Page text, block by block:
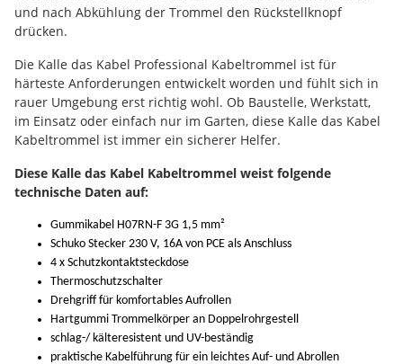
und nach Abkühlung der Trommel den Rückstellknopf
drücken.
Die Kalle das Kabel Professional Kabeltrommel ist für
härteste Anforderungen entwickelt worden und fühlt sich in
rauer Umgebung erst richtig wohl. Ob Baustelle, Werkstatt,
im Einsatz oder einfach nur im Garten, diese Kalle das Kabel
Kabeltrommel ist immer ein sicherer Helfer.
Diese Kalle das Kabel Kabeltrommel weist folgende
technische Daten auf:
Gummikabel H07RN-F 3G 1,5 mm²
Schuko Stecker 230 V, 16A von PCE als Anschluss
4 x Schutzkontaktsteckdose
Thermoschutzschalter
Drehgriff für komfortables Aufrollen
Hartgummi Trommelkörper an Doppelrohrgestell
schlag-/ kälteresistent und UV-beständig
praktische Kabelführung für ein leichtes Auf- und Abrollen